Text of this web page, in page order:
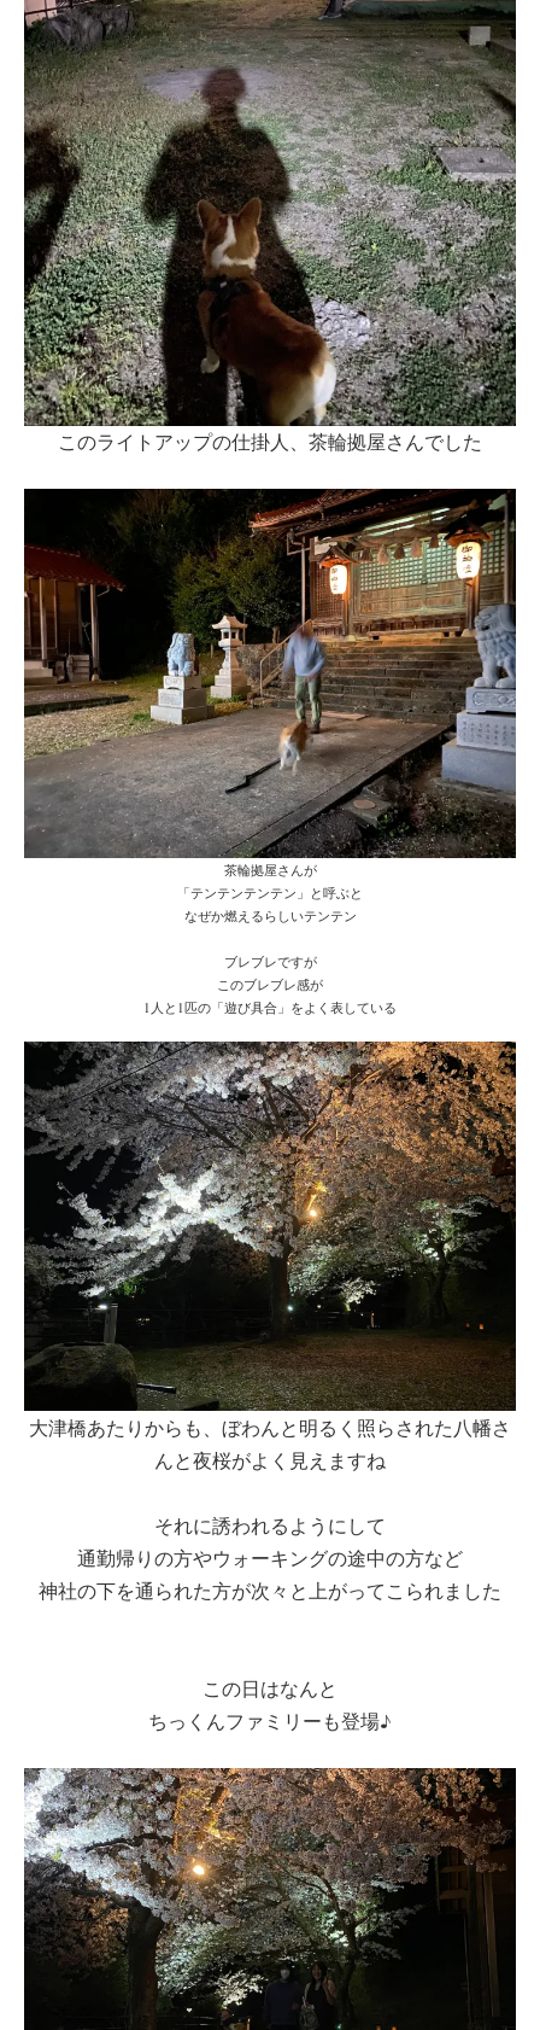
このライトアップの仕掛人、茶輪拠屋さんでした
茶輪拠屋さんが
「テンテンテンテン」と呼ぶと
なぜか燃えるらしいテンテン
ブレブレですが
このブレブレ感が
1人と1匹の「遊び具合」をよく表している
大津橋あたりからも、ぼわんと明るく照らされた八幡さ
んと夜桜がよく見えますね
それに誘われるようにして
通勤帰りの方やウォーキングの途中の方など
神社の下を通られた方が次々と上がってこられました
この日はなんと
ちっくんファミリーも登場♪